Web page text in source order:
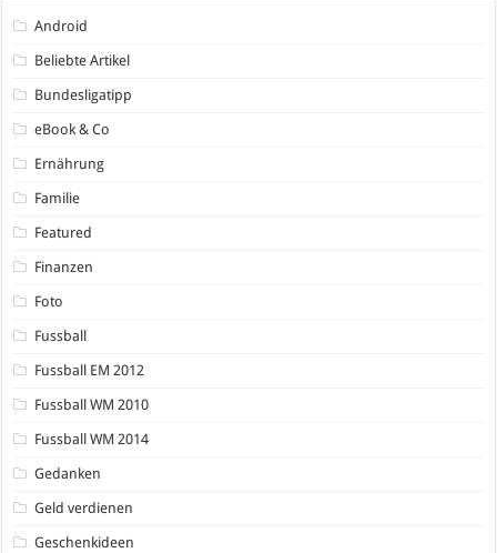
Android
Beliebte Artikel
Bundesligatipp
eBook & Co
Ernährung
Familie
Featured
Finanzen
Foto
Fussball
Fussball EM 2012
Fussball WM 2010
Fussball WM 2014
Gedanken
Geld verdienen
Geschenkideen